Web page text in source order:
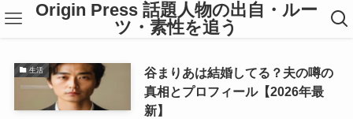
Origin Press 話題人物の出自・ルー
ツ・素性を追う
生活
谷まりあは結婚してる？夫の噂の
真相とプロフィール【2026年最
新】